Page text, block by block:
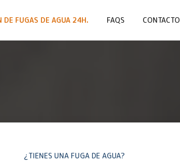
DE FUGAS DE AGUA 24H. FAQS CONTACTO
¿TIENES UNA FUGA DE AGUA?